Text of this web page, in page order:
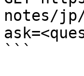
notes/
```